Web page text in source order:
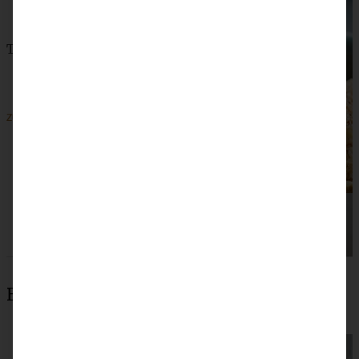
Toller Snack: Vegane Carrot Cake Energy Balls
ZUM BEITRAG
Beliebteste Rezepte